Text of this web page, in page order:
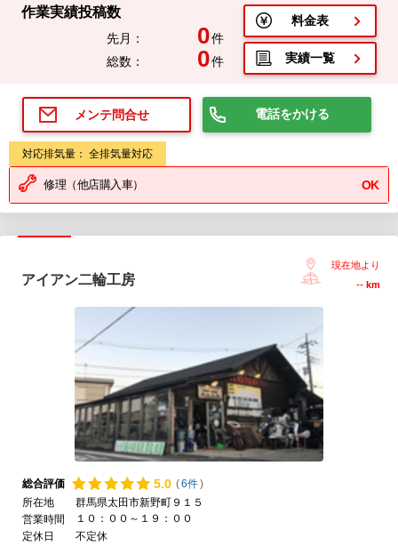
作業実績投稿数
先月： 0件
総数：
0件
料金表
実績一覧
メンテ問合せ 電話をかける
対応排気量： 全排気量対応
修理（他店購入車） OK
アイアン二輪工房
現在地より
-- km
総合評価 5.0 (6件)
所在地
群馬県太田市新野町９１５
営業時間
１０：００～１９：００
定休日
不定休